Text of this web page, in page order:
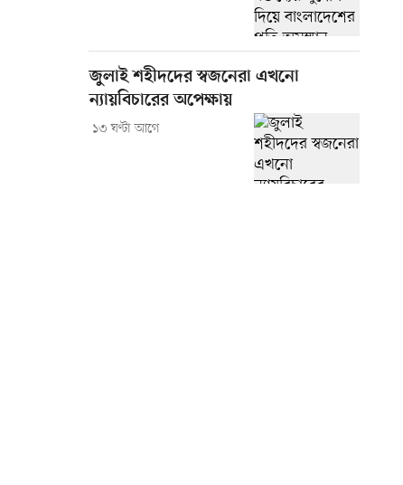
জুলাই শহীদদের স্বজনেরা এখনো
ন্যায়বিচারের অপেক্ষায়
১৩ ঘণ্টা আগে